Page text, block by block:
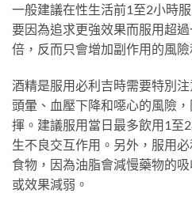
一般建議在性生活前1至2小時
要因為追求更強效果而服用超
倍，反而只會增加副作用的風險
酒精是服用必利吉時需要特別
頭暈、血壓下降和噁心的風險
揮。建議服用當日最多飲用1至
生不良交互作用。另外，服用
食物，因為油脂會減慢藥物的
或效果減弱。